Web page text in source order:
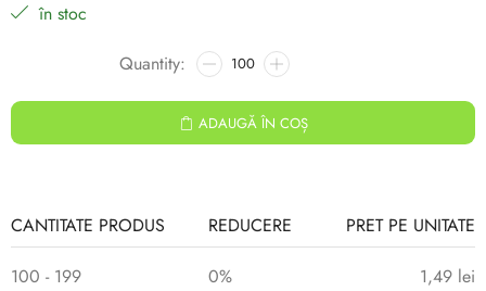
în stoc
ADAUGĂ ÎN COȘ
CANTITATE PRODUS REDUCERE PRET PE UNITATE
100 - 199 0% 1,49 lei